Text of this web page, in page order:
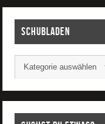
Schubladen